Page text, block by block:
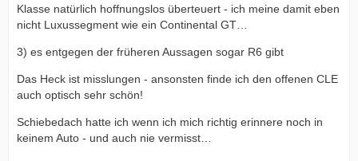
Klasse natürlich hoffnungslos überteuert - ich meine damit eben
nicht Luxussegment wie ein Continental GT…
3) es entgegen der früheren Aussagen sogar R6 gibt
Das Heck ist misslungen - ansonsten finde ich den offenen CLE
auch optisch sehr schön!
Schiebedach hatte ich wenn ich mich richtig erinnere noch in
keinem Auto - und auch nie vermisst…